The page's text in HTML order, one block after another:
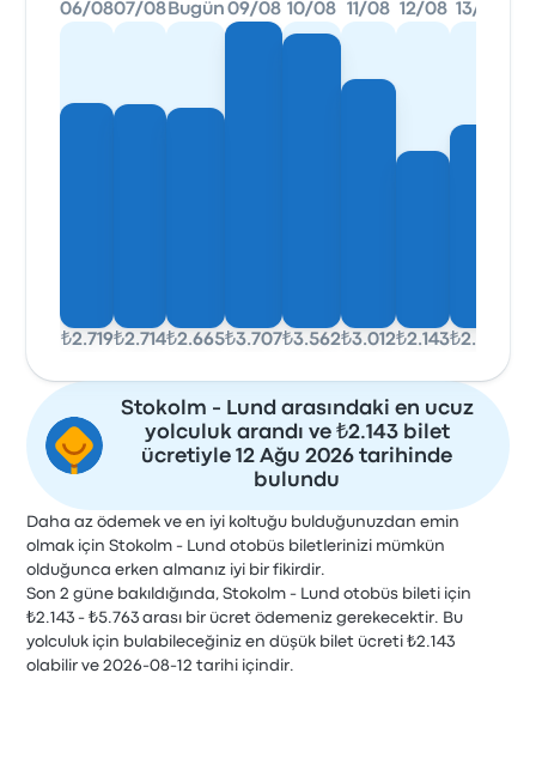
06/08
₺2.719
07/08
₺2.714
Bugün
₺2.665
09/08
₺3.707
10/08
₺3.562
11/08
₺3.012
12/08
₺2.143
13/08
₺2.462
Stokolm - Lund arasındaki en ucuz
yolculuk arandı ve ₺2.143 bilet
ücretiyle 12 Ağu 2026 tarihinde
bulundu
Daha az ödemek ve en iyi koltuğu bulduğunuzdan emin
olmak için Stokolm - Lund otobüs biletlerinizi mümkün
olduğunca erken almanız iyi bir fikirdir.
Son 2 güne bakıldığında, Stokolm - Lund otobüs bileti için
₺2.143 - ₺5.763 arası bir ücret ödemeniz gerekecektir. Bu
yolculuk için bulabileceğiniz en düşük bilet ücreti ₺2.143
olabilir ve 2026-08-12 tarihi içindir.